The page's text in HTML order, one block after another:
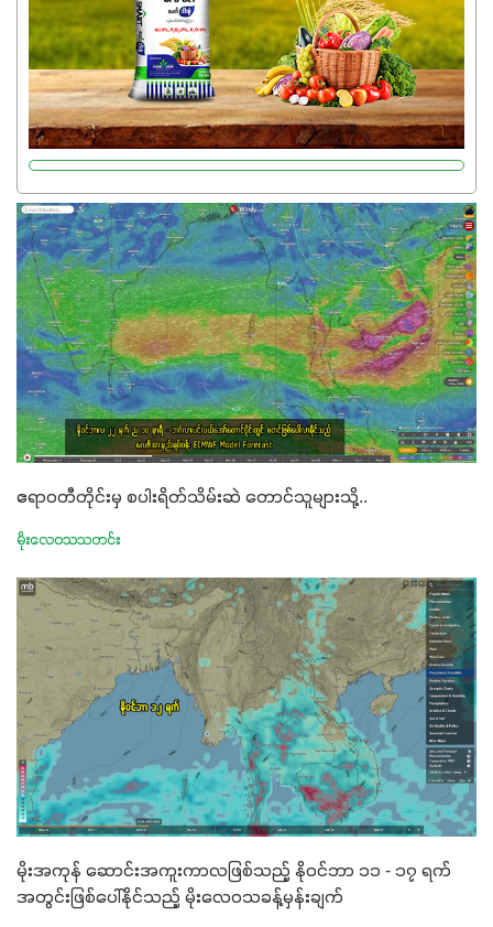
ကြီးထွားမှုကို တိုးမြင့်စေကာ အပင်သန်၍ အကြီးမြန်စေပါတယ်။
သင့်တော်တဲ့ Phosphorus 7%ပါဝင်မှုကြောင့် အပင်ရဲ့ အမြစ်
ဖွဲ့စည်းတည်ဆောက်မှုကို ပို၍သန်မာလာအောင် အားပေးပါ
တယ်။ ဒါ့အပြင် ပန်းပွင့်ခြင်း၊အသီးသီးခြင်း၊အစေ့တည်ခြင်း
လုပ်ငန်းစဉ်များကိုလည်း အားပေးပါတယ်။ လုံလောက်တဲ့
Potassium 8%က အပင်ရဲ့ ရောဂါဒဏ်၊ရာသီဥတုဒဏ်ခံနိုင်ရည်
ရှိမှုကို မြင့်တက်စေပြီး အသီးအရည်အသွေး၊ အရွယ်အစားနဲ့
အရသာ ပိုမိုကောင်းမွန်စေဖို့အတွက် လိုအပ်တဲ့အာဟာရဓာတ်
ဖြစ်ပါတယ်။ ဟူးမစ်အက်စစ်ပါဝင်ပေါင်းစပ်ထားတဲ့အတွက်
အာဟာရဓာတ်စုပ်ယူမှုကောင်းမွန်လာခြင်း၊မြေဆီလွှာဖွဲ့စည်းပုံ
နှင့်ရေထိန်းနိုင်စွမ်းအားကောင်းလာခြင်းအပါအဝင်
အကျိုးကျေးဇူးများစွာကိုရရှိစေမှာဖြစ်ပါတယ်။ စပါးအပါအဝင်
နှံစားသီးနှံများ၊ပဲအမျိုးမျိုး၊ဟင်းသီးဟင်းရွက်နဲ့ ဥယျာဉ်ခြံသီးနှံ
အားလုံးမှာ အသုံးပြုနိုင်တယ်ဆိုတော့ တစ်မျိုးတည်းနဲ့ အားလုံး
ပါဖက်(perfect)မယ့် စမတ်သီးစုံနော် အရွေးမမှားတာသေချာပြီ
မတ်သီးစုံကို သုံးကြပါစို့....
ဧရာဝတီတိုင်းမှ စပါးရိတ်သိမ်းဆဲ တောင်သူများသို့..
မိုးလေဝသသတင်း
မိုးအကုန် ဆောင်းအကူးကာလဖြစ်သည့် နိုဝင်ဘာ ၁၁ - ၁၇ ရက်
အတွင်းဖြစ်ပေါ်နိုင်သည့် မိုးလေဝသခန့်မှန်းချက်